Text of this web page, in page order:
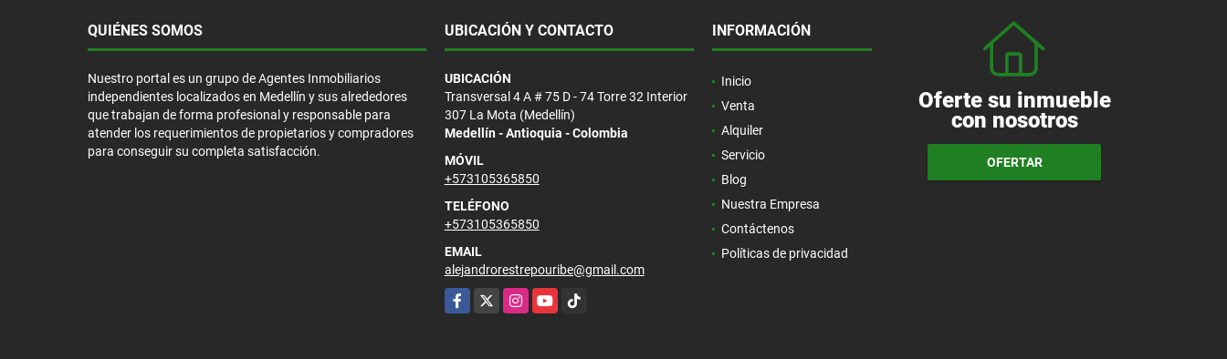
QUIÉNES SOMOS
Nuestro portal es un grupo de Agentes Inmobiliarios
independientes localizados en Medellín y sus alrededores
que trabajan de forma profesional y responsable para
atender los requerimientos de propietarios y compradores
para conseguir su completa satisfacción.
UBICACIÓN Y CONTACTO
UBICACIÓN
Transversal 4 A # 75 D - 74 Torre 32 Interior
307 La Mota (Medellín)
Medellín - Antioquia - Colombia
MÓVIL
+573105365850
TELÉFONO
+573105365850
EMAIL
alejandrorestrepouribe@gmail.com
Facebook
X InstagramYouTubeTikTok
INFORMACIÓN
Inicio
Venta
Alquiler
Servicio
Blog
Nuestra Empresa
Contáctenos
Políticas de privacidad
Oferte su inmueble
con nosotros
OFERTAR